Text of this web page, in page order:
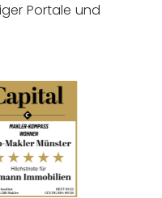
Portale und